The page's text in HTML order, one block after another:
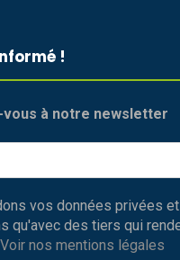
!
vous à notre newsletter
vos données privées
qu'avec des tiers qui
Voir nos mentions légales